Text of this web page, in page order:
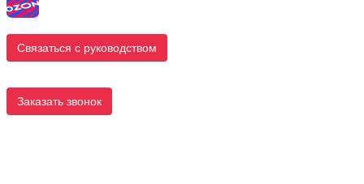
Связаться с руководством
Заказать звонок